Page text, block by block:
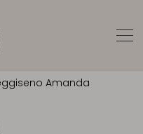
Amanda